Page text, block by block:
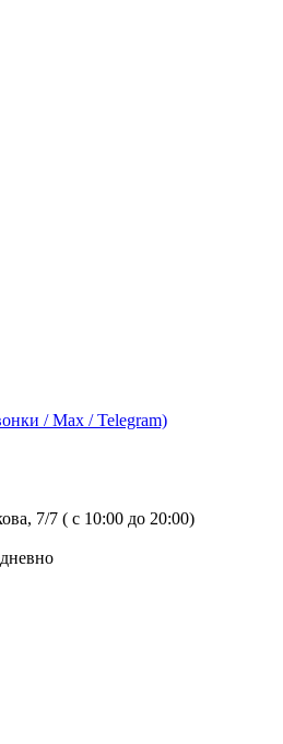
/ Max / Telegram)
7/7 ( с 10:00 до 20:00)